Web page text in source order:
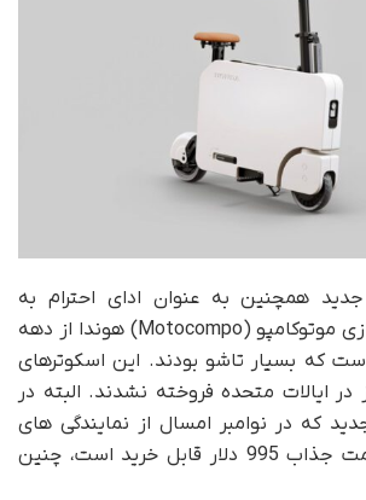
همچنین به عنوان ادای احترام به
اسکوترهای موتور گازی موتوکامپو (Motocompo) هوندا از دهه
است که بسیار تاشو بودند. این اسکوترهای
در ایالات متحده فروخته نشدند. البته در
که در نوامبر امسال از نمایندگی های
هوندا و آکورا با قیمت جذاب 995 دلار قابل خرید است، چنین